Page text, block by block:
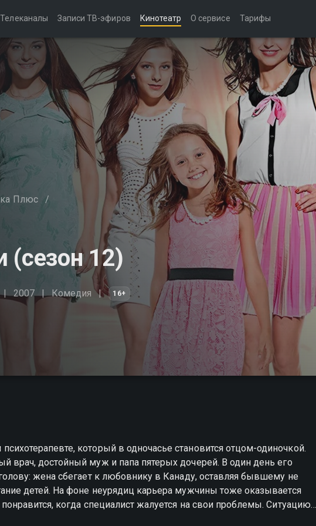
Телеканалы Записи ТВ-эфиров Кинотеатр О сервисе Тарифы
Плюс /
12)
2007 Комедия 16+
который в одночасье становится отцом-одиночкой.
врач, достойный муж и папа пятерых дочерей. В один день его
жена сбегает к любовнику в Канаду, оставляя бывшему не
детей. На фоне неурядиц карьера мужчины тоже оказывается
когда специалист жалуется на свои проблемы. Ситуацию
Семеновна, живущая в квартире напротив. Но главный